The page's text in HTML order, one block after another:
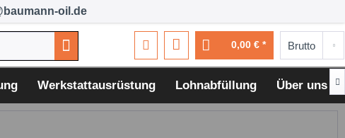
oil.de
0,00 € *
Werkstattausrüstung Lohnabfüllung Über uns 